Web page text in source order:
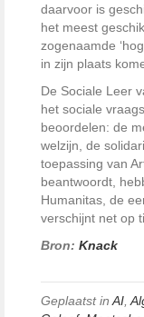
daarvoor is
het meest
zogenaamde
in zijn plaats
De Sociale Leer
het sociale
beoordelen: de
welzijn, de
toepassing van
beantwoordt,
Humanitas, de
verschijnt net op
Bron: Knack
Geplaatst in AI